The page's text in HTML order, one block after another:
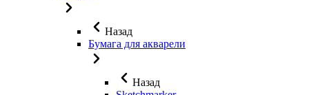
Назад
Бумага для акварели
Назад